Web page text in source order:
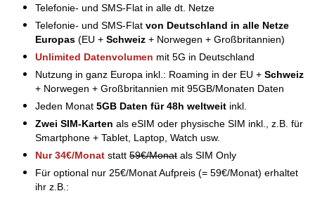
Telefonie- und SMS-Flat in alle dt. Netze
Telefonie- und SMS-Flat von Deutschland in alle Netze
Europas (EU + Schweiz + Norwegen + Großbritannien)
Unlimited Datenvolumen mit 5G in Deutschland
Nutzung in ganz Europa inkl.: Roaming in der EU + Schweiz
+ Norwegen + Großbritannien mit 95GB/Monaten Daten
Jeden Monat 5GB Daten für 48h weltweit inkl.
Zwei SIM-Karten als eSIM oder physische SIM inkl., z.B. für
Smartphone + Tablet, Laptop, Watch usw.
Nur 34€/Monat statt 59€/Monat als SIM Only
Für optional nur 25€/Monat Aufpreis (= 59€/Monat) erhaltet
ihr z.B.: